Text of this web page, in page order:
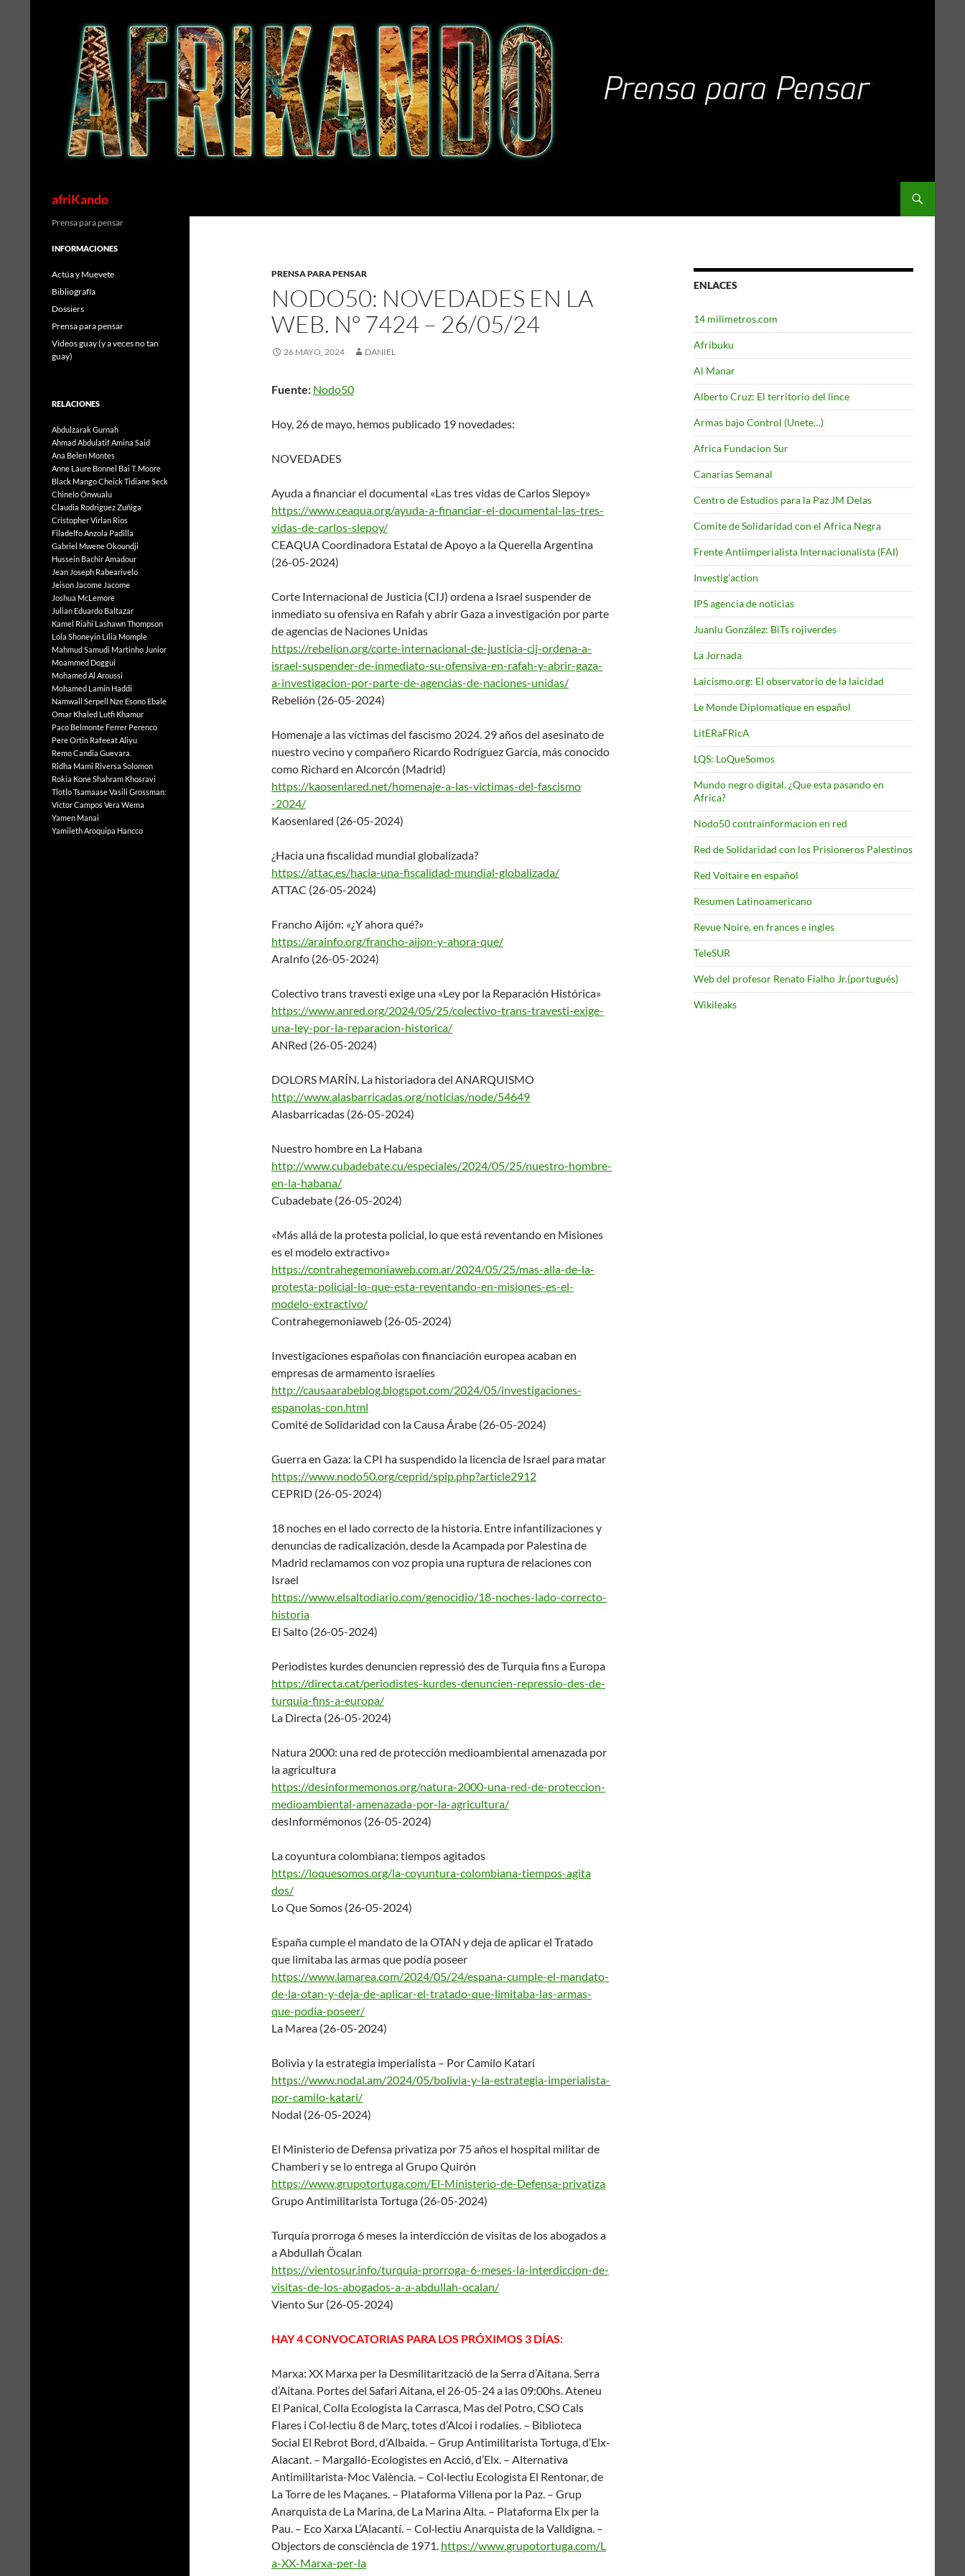
afriKando
PRENSA PARA PENSAR
NODO50: NOVEDADES EN LA
WEB. Nº 7424 – 26/05/24
26 MAYO, 2024 DANIEL
Fuente: Nodo50
Hoy, 26 de mayo, hemos publicado 19 novedades:
NOVEDADES
Ayuda a financiar el documental «Las tres vidas de Carlos Slepoy»
https://www.ceaqua.org/ayuda-a-financiar-el-documental-las-tres-
vidas-de-carlos-slepoy/
CEAQUA Coordinadora Estatal de Apoyo a la Querella Argentina
(26-05-2024)
Corte Internacional de Justicia (CIJ) ordena a Israel suspender de
inmediato su ofensiva en Rafah y abrir Gaza a investigación por parte
de agencias de Naciones Unidas
https://rebelion.org/corte-internacional-de-justicia-cij-ordena-a-
israel-suspender-de-inmediato-su-ofensiva-en-rafah-y-abrir-gaza-
a-investigacion-por-parte-de-agencias-de-naciones-unidas/
Rebelión (26-05-2024)
Homenaje a las víctimas del fascismo 2024. 29 años del asesinato de
nuestro vecino y compañero Ricardo Rodríguez García, más conocido
como Richard en Alcorcón (Madrid)
https://kaosenlared.net/homenaje-a-las-victimas-del-fascismo
-2024/
Kaosenlared (26-05-2024)
¿Hacia una fiscalidad mundial globalizada?
https://attac.es/hacia-una-fiscalidad-mundial-globalizada/
ATTAC (26-05-2024)
Francho Aijón: «¿Y ahora qué?»
https://arainfo.org/francho-aijon-y-ahora-que/
AraInfo (26-05-2024)
Colectivo trans travesti exige una «Ley por la Reparación Histórica»
https://www.anred.org/2024/05/25/colectivo-trans-travesti-exige-
una-ley-por-la-reparacion-historica/
ANRed (26-05-2024)
DOLORS MARÍN. La historiadora del ANARQUISMO
http://www.alasbarricadas.org/noticias/node/54649
Alasbarricadas (26-05-2024)
Nuestro hombre en La Habana
http://www.cubadebate.cu/especiales/2024/05/25/nuestro-hombre-
en-la-habana/
Cubadebate (26-05-2024)
«Más allá de la protesta policial, lo que está reventando en Misiones
es el modelo extractivo»
https://contrahegemoniaweb.com.ar/2024/05/25/mas-alla-de-la-
protesta-policial-lo-que-esta-reventando-en-misiones-es-el-
modelo-extractivo/
Contrahegemoniaweb (26-05-2024)
Investigaciones españolas con financiación europea acaban en
empresas de armamento israelíes
http://causaarabeblog.blogspot.com/2024/05/investigaciones-
espanolas-con.html
Comité de Solidaridad con la Causa Árabe (26-05-2024)
Guerra en Gaza: la CPI ha suspendido la licencia de Israel para matar
https://www.nodo50.org/ceprid/spip.php?article2912
CEPRID (26-05-2024)
18 noches en el lado correcto de la historia. Entre infantilizaciones y
denuncias de radicalización, desde la Acampada por Palestina de
Madrid reclamamos con voz propia una ruptura de relaciones con
Israel
https://www.elsaltodiario.com/genocidio/18-noches-lado-correcto-
historia
El Salto (26-05-2024)
Periodistes kurdes denuncien repressió des de Turquia fins a Europa
https://directa.cat/periodistes-kurdes-denuncien-repressio-des-de-
turquia-fins-a-europa/
La Directa (26-05-2024)
Natura 2000: una red de protección medioambiental amenazada por
la agricultura
https://desinformemonos.org/natura-2000-una-red-de-proteccion-
medioambiental-amenazada-por-la-agricultura/
desInformémonos (26-05-2024)
La coyuntura colombiana: tiempos agitados
https://loquesomos.org/la-coyuntura-colombiana-tiempos-agita
dos/
Lo Que Somos (26-05-2024)
España cumple el mandato de la OTAN y deja de aplicar el Tratado
que limitaba las armas que podía poseer
https://www.lamarea.com/2024/05/24/espana-cumple-el-mandato-
de-la-otan-y-deja-de-aplicar-el-tratado-que-limitaba-las-armas-
que-podia-poseer/
La Marea (26-05-2024)
Bolivia y la estrategia imperialista – Por Camilo Katari
https://www.nodal.am/2024/05/bolivia-y-la-estrategia-imperialista-
por-camilo-katari/
Nodal (26-05-2024)
El Ministerio de Defensa privatiza por 75 años el hospital militar de
Chamberí y se lo entrega al Grupo Quirón
https://www.grupotortuga.com/El-Ministerio-de-Defensa-privatiza
Grupo Antimilitarista Tortuga (26-05-2024)
Turquía prorroga 6 meses la interdicción de visitas de los abogados a
a Abdullah Öcalan
https://vientosur.info/turquia-prorroga-6-meses-la-interdiccion-de-
visitas-de-los-abogados-a-a-abdullah-ocalan/
Viento Sur (26-05-2024)
HAY 4 CONVOCATORIAS PARA LOS PRÓXIMOS 3 DÍAS:
Marxa: XX Marxa per la Desmilitarització de la Serra d’Aitana. Serra
d’Aitana. Portes del Safari Aitana, el 26-05-24 a las 09:00hs. Ateneu
El Panical, Colla Ecologista la Carrasca, Mas del Potro, CSO Cals
Flares i Col·lectiu 8 de Març, totes d’Alcoi i rodalíes. – Biblioteca
Social El Rebrot Bord, d’Albaida. – Grup Antimilitarista Tortuga, d’Elx-
Alacant. – Margalló-Ecologistes en Acció, d’Elx. – Alternativa
Antimilitarista-Moc València. – Col·lectiu Ecologista El Rentonar, de
La Torre de les Maçanes. – Plataforma Villena por la Paz. – Grup
Anarquista de La Marina, de La Marina Alta. – Plataforma Elx per la
Pau. – Eco Xarxa L’Alacantí. – Col·lectiu Anarquista de la Valldigna. –
Objectors de consciència de 1971. https://www.grupotortuga.com/L
a-XX-Marxa-per-la
ENLACES
14 milimetros.com
Afribuku
Al Manar
Alberto Cruz: El territorio del lince
Armas bajo Control (Unete…)
Africa Fundacion Sur
Canarias Semanal
Centro de Estudios para la Paz JM Delas
Comite de Solidaridad con el Africa Negra
Frente Antiimperialista Internacionalista (FAI)
Investig'action
IPS agencia de noticias
Juanlu González: BiTs rojiverdes
La Jornada
Laicismo.org: El observatorio de la laicidad
Le Monde Diplomatique en español
LitERaFRicA
LQS: LoQueSomos
Mundo negro digital. ¿Que esta pasando en
Africa?
Nodo50 contrainformacion en red
Red de Solidaridad con los Prisioneros Palestinos
Red Voltaire en español
Resumen Latinoamericano
Revue Noire, en frances e ingles
TeleSUR
Web del profesor Renato Fialho Jr.(portugués)
Wikileaks
Prensa para pensar
INFORMACIONES
Actúa y Muevete
Bibliografía
Dossiers
Prensa para pensar
Videos guay (y a veces no tan
guay)
RELACIONES
Abdulzarak Gurnah
Ahmad AbdulatifAmina Said
Ana Belen Montes
Anne Laure Bonnel Bai T. Moore
Black MangoCheick Tidiane Seck
Chinelo Onwualu
Claudia Rodriguez Zuñiga
Cristopher Virlan Rios
Filadelfo Anzola Padilla
Gabriel Mwene Okoundji
Hussein Bachir Amadour
Jean Joseph Rabearivelo
Jeison Jacome Jacome
Joshua McLemore
Julian Eduardo Baltazar
Kamel Riahi Lashawn Thompson
Lola Shoneyin Lília Momple
Mahmud Samudi Martinho Junior
Moammed Doggui
Mohamed Al Aroussi
Mohamed Lamin Haddi
Namwall Serpell Nze Esono Ebale
Omar Khaled Lutfi Khamur
Paco Belmonte Ferrer Perenco
Pere Ortin Rafeeat Aliyu
Remo Candia Guevara.
Ridha Mami Riversa Solomon
Rokia KoneShahram Khosravi
Tlotlo TsamaaseVasili Grossman:
Víctor Campos Vera Wema
Yamen Manai
Yamileth Aroquipa Hancco